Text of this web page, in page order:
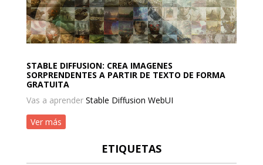
STABLE DIFFUSION: CREA IMAGENES
SORPRENDENTES A PARTIR DE TEXTO DE FORMA
GRATUITA
Vas a aprender Stable Diffusion WebUI
Ver más
ETIQUETAS